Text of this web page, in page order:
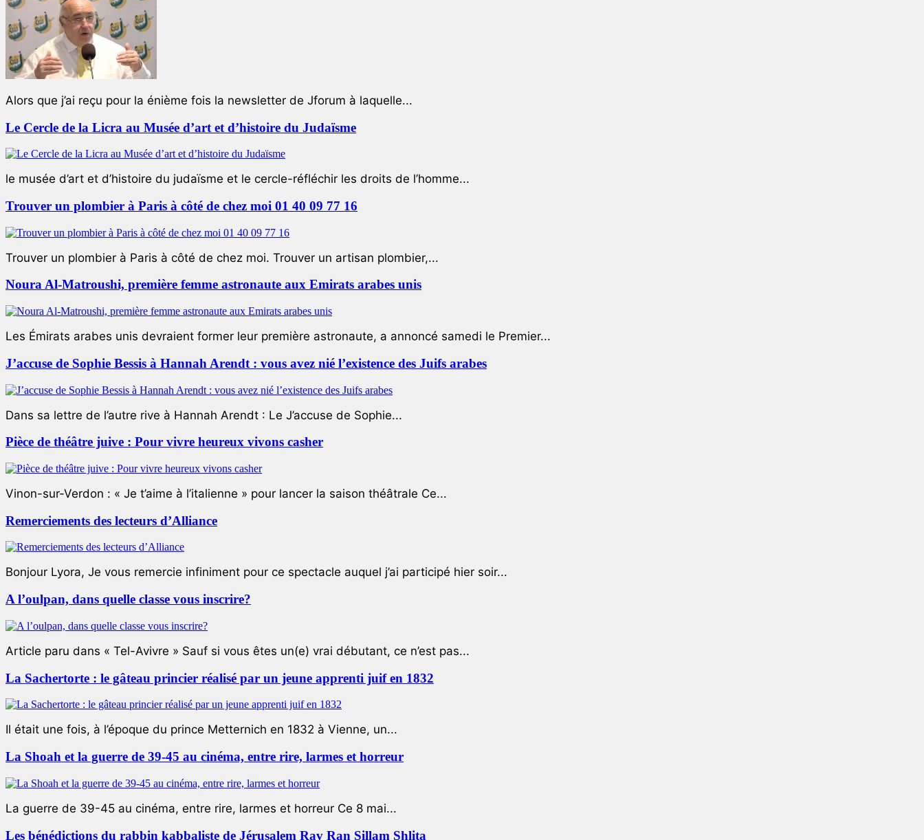
Alors que j’ai reçu pour la énième fois la newsletter de Jforum à laquelle...
Le Cercle de la Licra au Musée d’art et d’histoire du Judaïsme
le musée d’art et d’histoire du judaïsme et le cercle-réfléchir les droits de l’homme...
Trouver un plombier à Paris à côté de chez moi 01 40 09 77 16
Trouver un plombier à Paris à côté de chez moi. Trouver un artisan plombier,...
Noura Al-Matroushi, première femme astronaute aux Emirats arabes unis
Les Émirats arabes unis devraient former leur première astronaute, a annoncé samedi le Premier...
J’accuse de Sophie Bessis à Hannah Arendt : vous avez nié l’existence des Juifs arabes
Dans sa lettre de l’autre rive à Hannah Arendt : Le J’accuse de Sophie...
Pièce de théâtre juive : Pour vivre heureux vivons casher
Vinon-sur-Verdon : « Je t’aime à l’italienne » pour lancer la saison théâtrale Ce...
Remerciements des lecteurs d’Alliance
Bonjour Lyora, Je vous remercie infiniment pour ce spectacle auquel j’ai participé hier soir...
A l’oulpan, dans quelle classe vous inscrire?
Article paru dans « Tel-Avivre » Sauf si vous êtes un(e) vrai débutant, ce n’est pas...
La Sachertorte : le gâteau princier réalisé par un jeune apprenti juif en 1832
Il était une fois, à l’époque du prince Metternich en 1832 à Vienne, un...
La Shoah et la guerre de 39-45 au cinéma, entre rire, larmes et horreur
La guerre de 39-45 au cinéma, entre rire, larmes et horreur Ce 8 mai...
Les bénédictions du rabbin kabbaliste de Jérusalem Rav Ran Sillam Shlita